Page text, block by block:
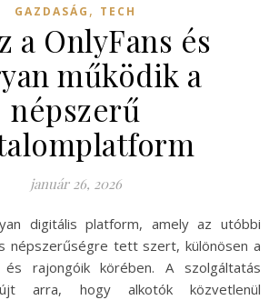
GAZDASÁG , TECH
a OnlyFans és
működik a
népszerű
január 26, 2026
népszerűségre tett szert, különösen a
és rajongóik körében. A szolgáltatás
arra, hogy alkotók közvetlenül